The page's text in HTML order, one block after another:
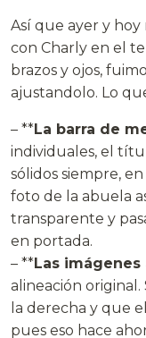
Así que ayer y
con Charly en el
brazos y ojos,
ajustandolo. Lo
– **La barra de
individuales, el
sólidos siempre,
foto de la abuela
transparente y
en portada.
– **Las
alineación original.
la derecha y que
pues eso hace